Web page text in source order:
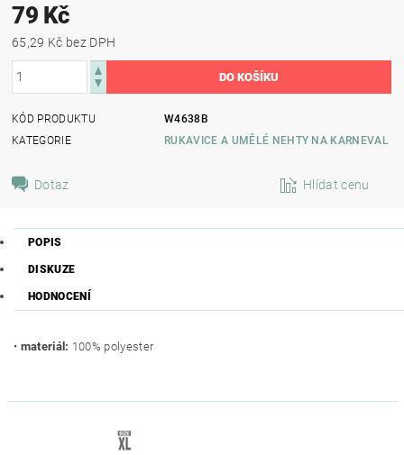
79 Kč
65,29 Kč bez DPH
KÓD PRODUKTU
W4638B
KATEGORIE
RUKAVICE A UMĚLÉ NEHTY NA KARNEVAL
Dotaz Hlídat cenu
POPIS
DISKUZE
HODNOCENÍ
• materiál: 100% polyester